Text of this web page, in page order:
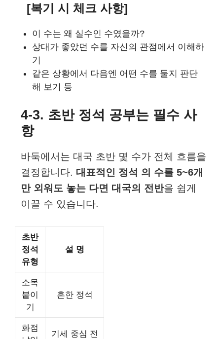
[복기 시 체크 사항]
이 수는 왜 실수인 수였을까?
상대가 좋았던 수를 자신의 관점에서 이해하
기
같은 상황에서 다음엔 어떤 수를 둘지 판단
해 보기 등
4-3. 초반 정석 공부는 필수 사
항
바둑에서는 대국 초반 몇 수가 전체 흐름을
결정합니다. 대표적인 정석 의 수를 5~6개
만 외워도 놓는 다면 대국의 전반을 쉽게
이끌 수 있습니다.
초반
정석
유형
설 명
소목
붙이
기
흔한 정석
화점
기세 중심 전